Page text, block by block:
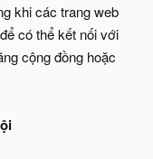
khi các trang web
có thể kết nối với
cộng đồng hoặc